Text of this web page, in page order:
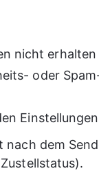
nicht erhalten
oder
Einstellungen
nach dem